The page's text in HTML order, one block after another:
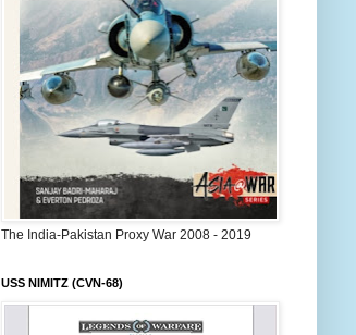
The India-Pakistan Proxy War 2008 - 2019
USS NIMITZ (CVN-68)